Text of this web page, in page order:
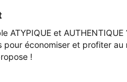
ATYPIQUE et
économiser et profiter
!